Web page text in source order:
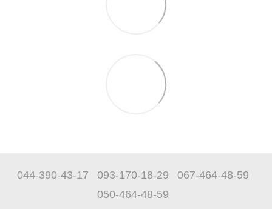
044-390-43-17 093-170-18-29
067-464-48-59
050-464-48-59